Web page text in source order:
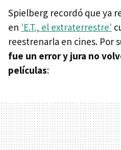
Spielberg recordó que ya
en 'E.T., el extraterrestre'
reestrenarla en cines. Por
fue un error y jura no
películas: